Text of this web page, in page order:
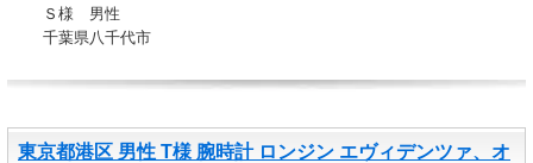
Ｓ様 男性
千葉県八千代市
東京都港区 男性 T様 腕時計 ロンジン エヴィデンツァ、オ